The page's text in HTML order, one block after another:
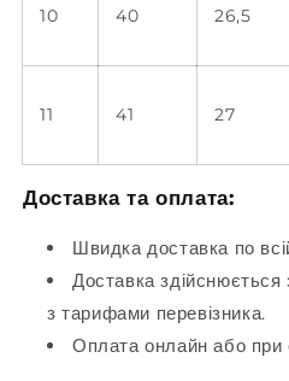
10 40 26,5
11 41 27
Доставка та оплата:
Швидка доставка по
Доставка здійснюється
з тарифами перевізника.
Оплата онлайн або при